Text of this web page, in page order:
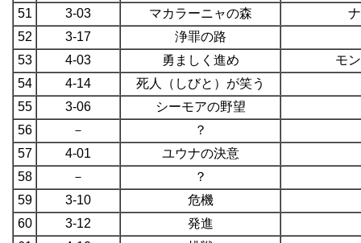
51
3-03 マカラーニャの森
52
3-17
浄罪の路
53
4-03 勇ましく進め
モ
54
4-14
死人（しびと）が笑う
55
3-06
シーモアの野望
56
－
？
57
4-01
ユウナの決意
58
－
？
59
3-10
危機
60
3-12
発進